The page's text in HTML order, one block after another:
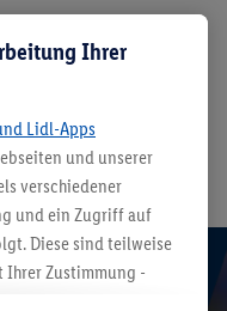
in
p.P. für 1
2 Tage
Ihrer
Lidl-Apps
und unserer
verschiedener
und ein Zugriff auf
Diese sind teilweise
Zustimmung -